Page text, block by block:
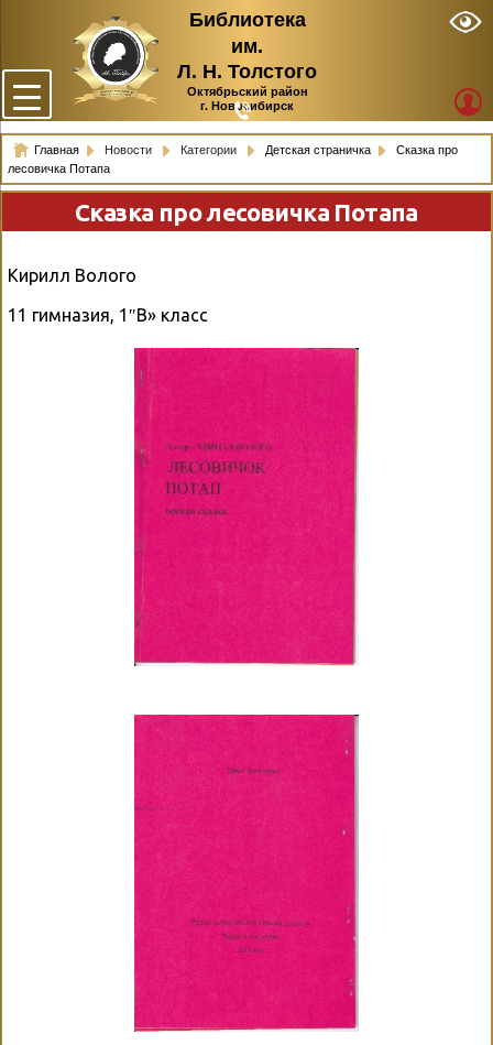
Библиотека
им.
Л. Н. Толстого
Октябрьский район
г. Новосибирск
Главная Новости Категории Детская страничка
Сказка про
лесовичка Потапа
Сказка про лесовичка Потапа
Кирилл Волого
11 гимназия, 1″В» класс